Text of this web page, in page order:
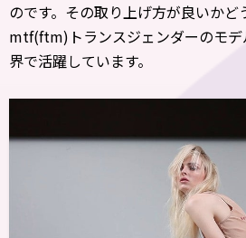
のです。その取り上げ方が良いかど
mtf(ftm)トランスジェンダーのモ
界で活躍しています。